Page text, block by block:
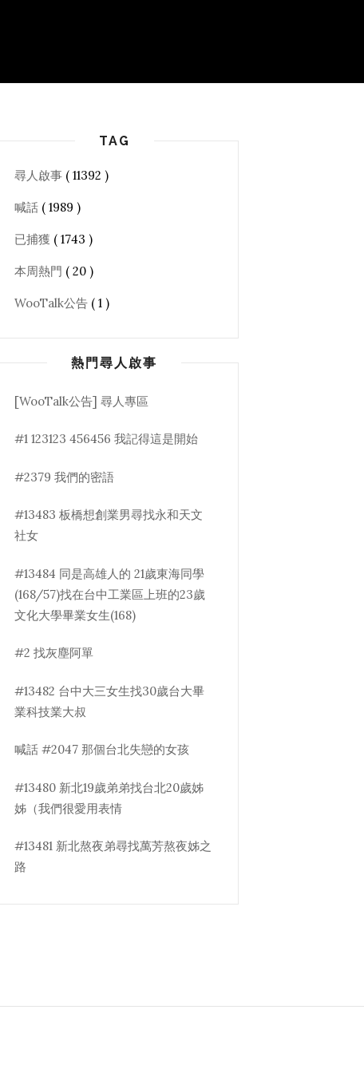
TAG
尋人啟事 ( 11392 )
喊話 ( 1989 )
已捕獲 ( 1743 )
本周熱門 ( 20 )
WooTalk公告 ( 1 )
熱門尋人啟事
[WooTalk公告] 尋人專區
#1 123123 456456 我記得這是開始
#2379 我們的密語
#13483 板橋想創業男尋找永和天文
社女
#13484 同是高雄人的 21歲東海同學
(168/57)找在台中工業區上班的23歲
文化大學畢業女生(168)
#2 找灰塵阿單
#13482 台中大三女生找30歲台大畢
業科技業大叔
喊話 #2047 那個台北失戀的女孩
#13480 新北19歲弟弟找台北20歲姊
姊（我們很愛用表情
#13481 新北熬夜弟尋找萬芳熬夜姊之
路